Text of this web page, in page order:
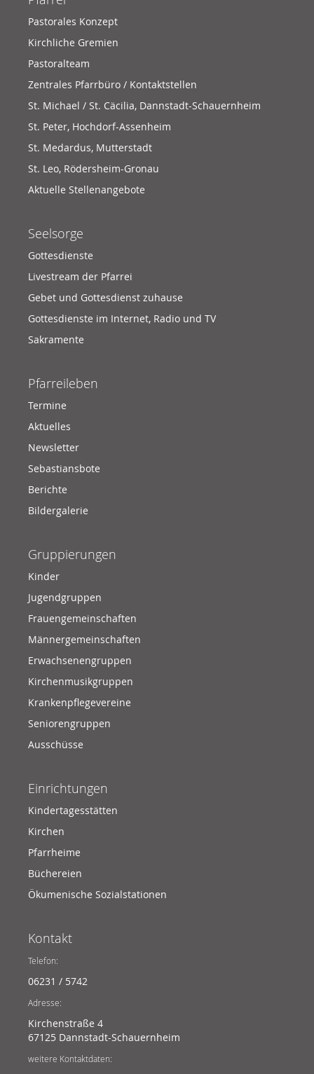
Pastorales Konzept
Kirchliche Gremien
Pastoralteam
Zentrales Pfarrbüro / Kontaktstellen
St. Michael / St. Cäcilia, Dannstadt-Schauernheim
St. Peter, Hochdorf-Assenheim
St. Medardus, Mutterstadt
St. Leo, Rödersheim-Gronau
Aktuelle Stellenangebote
Seelsorge
Gottesdienste
Livestream der Pfarrei
Gebet und Gottesdienst zuhause
Gottesdienste im Internet, Radio und TV
Sakramente
Pfarreileben
Termine
Aktuelles
Newsletter
Sebastiansbote
Berichte
Bildergalerie
Gruppierungen
Kinder
Jugendgruppen
Frauengemeinschaften
Männergemeinschaften
Erwachsenengruppen
Kirchenmusikgruppen
Krankenpflegevereine
Seniorengruppen
Ausschüsse
Einrichtungen
Kindertagesstätten
Kirchen
Pfarrheime
Büchereien
Ökumenische Sozialstationen
Kontakt
Telefon:
06231 / 5742
Adresse:
Kirchenstraße 4
67125 Dannstadt-Schauernheim
weitere Kontaktdaten: